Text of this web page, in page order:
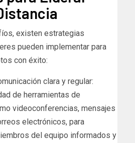
existen estrategias
pueden implementar para
con éxito:
clara y regular:
de herramientas de
videoconferencias, mensajes
electrónicos, para
del equipo informados y